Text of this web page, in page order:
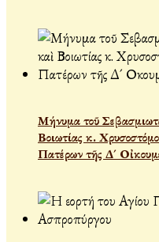
Μήνυμα τοῦ
Βοιωτίας κ.
Πατέρων τῆς Δ´